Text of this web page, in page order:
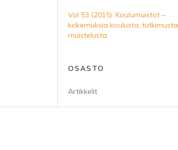
Vol 53 (2015): Koulumuistot –
kokemuksia koulusta, tutkimusta
muistelusta
OSASTO
Artikkelit